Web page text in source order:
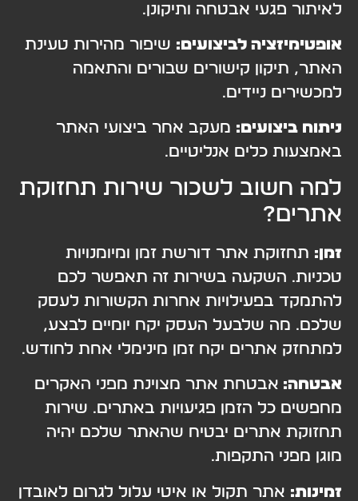
לאיתור פגעי אבטחה ותיקונן.
אופטימיזציה לביצועים: שיפור מהירות טעינת
האתר, תיקון קישורים שבורים והתאמה
למכשירים ניידים.
ניתוח ביצועים: מעקב אחר ביצועי האתר
באמצעות כלים אנליטיים.
למה חשוב לשכור שירות תחזוקת
אתרים?
זמן: תחזוקת אתר דורשת זמן ומיומנויות
טכניות. השקעה בשירות זה תאפשר לכם
להתמקד בפעילויות אחרות הקשורות לעסק
שלכם. מה שלבעל העסק יקח יומיים לבצע,
למתחזק אתרים יקח זמן מינימלי אחת לחודש.
אבטחה: אבטחת אתר מצוינת מפני האקרים
מחפשים כל הזמן פגיעויות באתרים. שירות
תחזוקת אתרים יבטיח שהאתר שלכם יהיה
מוגן מפני התקפות.
זמינות: אתר תקול או איטי עלול לגרום לאובדן